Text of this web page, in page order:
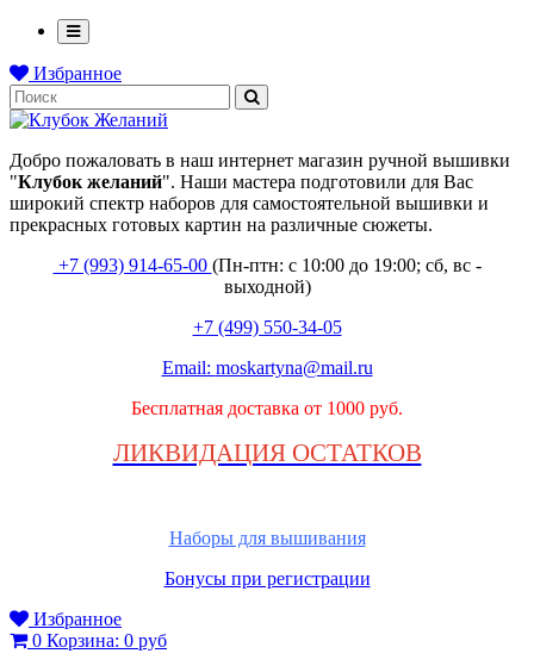
Избранное
Добро пожаловать в наш интернет магазин ручной вышивки
"Клубок желаний". Наши мастера подготовили для Вас
широкий спектр наборов для самостоятельной вышивки и
прекрасных готовых картин на различные сюжеты.
+7 (993) 914-65-00 (Пн-птн: с10:00 до 19:00; сб, вс -
выходной)
+7 (499) 550-34-05
Email: moskartyna@mail.ru
Бесплатная доставка от 1000 руб.
ЛИКВИДАЦИЯ ОСТАТКОВ
Наборы для вышивания
Бонусы при регистрации
Избранное
0 Корзина: 0 руб